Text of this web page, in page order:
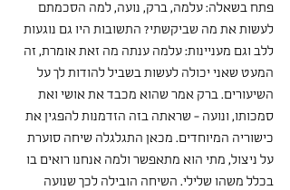
פתח בשאלה: עלמה, ברק, נועה, למה הסכמתם
לעשות את מה שביקשתי? התשובות היו גם נוגעות
ללב וגם מעניינות: עלמה ענתה מה זאת אומרת, זה
המעט שאני יכולה לעשות בשביל להודות לך על
השיעורים. ברק אמר שהוא מכבד את אושי ואת
סמכותו, ונועה - שראתה בזה הזדמנות להפגין את
כישוריה המיוחדים. מכאן התגלגלה שיחה סוערת
על ניצול, מתי הוא מתאפשר ולמה אנחנו רואים בו
בכלל משהו שלילי. השיחה הובילה לכך שנועה